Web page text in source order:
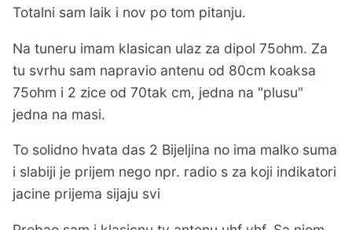
Totalni sam laik i nov po tom pitanju.
Na tuneru imam klasican ulaz za dipol 75ohm. Za
tu svrhu sam napravio antenu od 80cm koaksa
75ohm i 2 zice od 70tak cm, jedna na "plusu"
jedna na masi.
To solidno hvata das 2 Bijeljina no ima malko suma
i slabiji je prijem nego npr. radio s za koji indikatori
jacine prijema sijaju svi